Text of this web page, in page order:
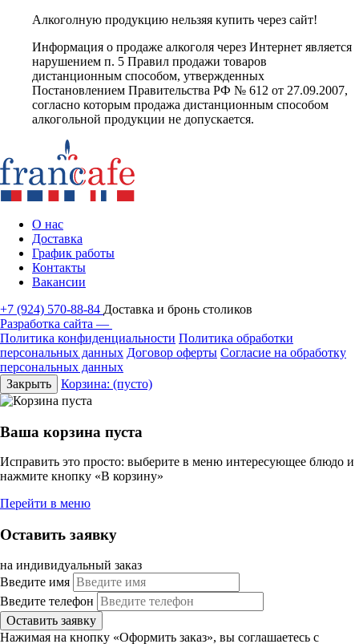
Алкоголную продукцию нельзяя купить через сайт!
Информация о продаже алкоголя через Интернет является
нарушением п. 5 Правил продажи товаров
дистанционным способом, утвержденных
Постановлением Правительства РФ № 612 от 27.09.2007,
согласно которым продажа дистанционным способом
алкогольной продукции не допускается.
О нас
Доставка
График работы
Контакты
Вакансии
+7 (924) 570-88-84 Доставка и бронь столиков
Разработка сайта —
Политика конфиденциальности Политика обработки
персональных данных Договор оферты Согласие на обработку
персональных данных
Закрыть
Корзина: (пусто)
Ваша корзина пуста
Исправить это просто: выберите в меню интересующее блюдо и
нажмите кнопку «В корзину»
Перейти в меню
Оставить заявку
на индивидуальный заказ
Введите имя
Введите телефон
Оставить заявку
Нажимая на кнопку «Оформить заказ», вы соглашаетесь с